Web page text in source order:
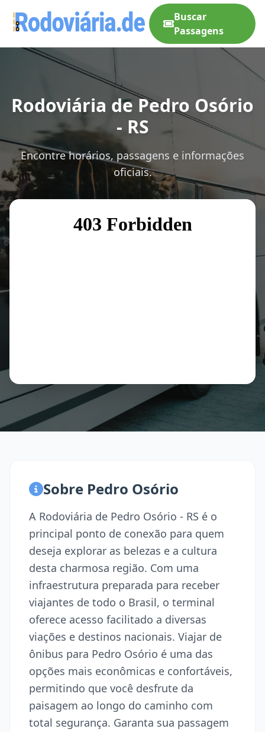
Buscar
Passagens
Rodoviária de Pedro Osório
- RS
Encontre horários, passagens e informações
oficiais.
Sobre Pedro Osório
A Rodoviária de Pedro Osório - RS é o
principal ponto de conexão para quem
deseja explorar as belezas e a cultura
desta charmosa região. Com uma
infraestrutura preparada para receber
viajantes de todo o Brasil, o terminal
oferece acesso facilitado a diversas
viações e destinos nacionais. Viajar de
ônibus para Pedro Osório é uma das
opções mais econômicas e confortáveis,
permitindo que você desfrute da
paisagem ao longo do caminho com
total segurança. Garanta sua passagem